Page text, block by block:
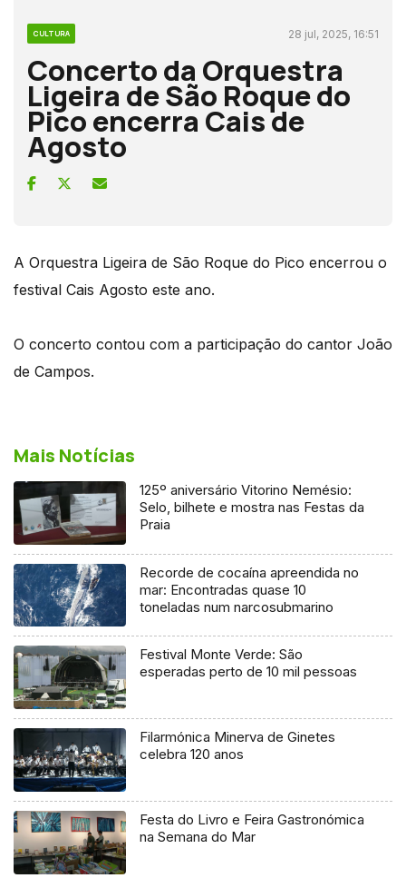
CULTURA 28 jul, 2025, 16:51
Concerto da Orquestra
Ligeira de São Roque do
Pico encerra Cais de
Agosto
A Orquestra Ligeira de São Roque do Pico encerrou o
festival Cais Agosto este ano.
O concerto contou com a participação do cantor João
de Campos.
Mais Notícias
125º aniversário Vitorino Nemésio:
Selo, bilhete e mostra nas Festas da
Praia
Recorde de cocaína apreendida no
mar: Encontradas quase 10
toneladas num narcosubmarino
Festival Monte Verde: São
esperadas perto de 10 mil pessoas
Filarmónica Minerva de Ginetes
celebra 120 anos
Festa do Livro e Feira Gastronómica
na Semana do Mar